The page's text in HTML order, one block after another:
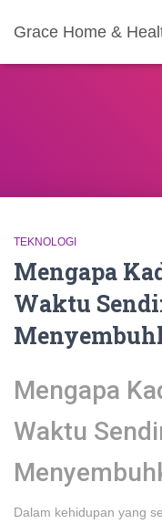
Grace Home &
TEKNOLOGI
Mengapa
Waktu
Mengapa
Waktu
Dalam kehidupan yang